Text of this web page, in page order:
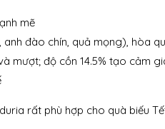
mẽ
đào chín, quả mọng), hòa
mượt; độ cồn 14.5% tạo cảm
rất phù hợp cho quà biếu